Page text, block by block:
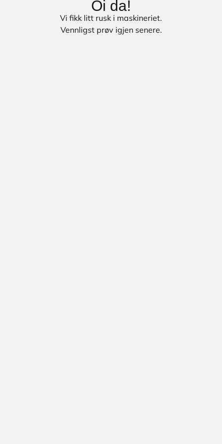
Oi da!
Vi fikk litt rusk i maskineriet.
Vennligst prøv igjen senere.